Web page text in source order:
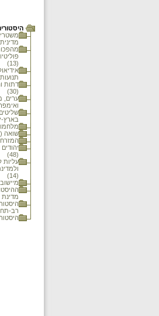
מדינית
(13)
תנועות
דתות
(30)
ערים,
בארץ-
שואה (52)
המזרח
(48)
עליות
(14)
מיישוב
מדינת
רב-